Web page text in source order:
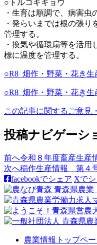
○トルコギキョウ
・生育は順調で、病害虫
・発らいまでは根の張
管理する。
・換気や循環扇等を活
標に温度を管理する。
○R8_畑作・野菜・花き生
○R8_畑作・野菜・花き生
この記事に関するご意見
投稿ナビゲーシ
前へ令和８年度畜産生産
次へ稲作生産情報 第４
facebookでシェア Xで
農業情報トップペー